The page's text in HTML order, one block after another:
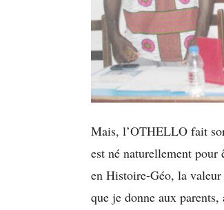
Mais, l’OTHELLO fait
est né naturellement pour
en Histoire-Géo, la
que je donne aux